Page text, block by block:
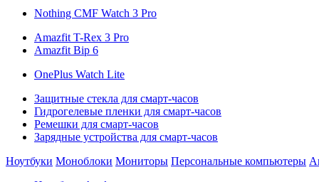
Nothing CMF Watch 3 Pro
Amazfit T-Rex 3 Pro
Amazfit Bip 6
OnePlus Watch Lite
Защитные стекла для смарт-часов
Гидрогелевые пленки для смарт-часов
Ремешки для смарт-часов
Зарядные устройства для смарт-часов
Ноутбуки Моноблоки Мониторы Персональные компьютеры